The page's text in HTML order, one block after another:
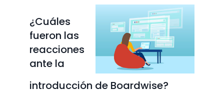
¿Cuáles
fueron las
reacciones
ante la
introducción de Boardwise?